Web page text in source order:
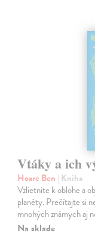
Vtáky a ich
Hoare Ben | Kniha
Vzlietnite k oblohe a
planéty. Prečítajte si
mnohých známych aj
Na sklade